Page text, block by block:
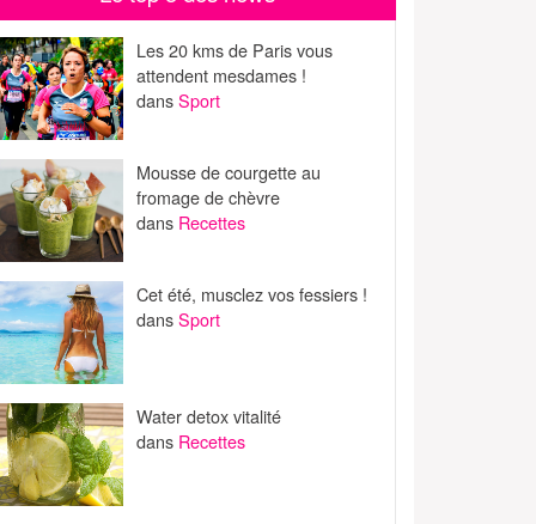
Les 20 kms de Paris vous
attendent mesdames !
dansSport
Mousse de courgette au
fromage de chèvre
dans Recettes
Cet été, musclez vos fessiers !
dansSport
Water detox vitalité
dans Recettes